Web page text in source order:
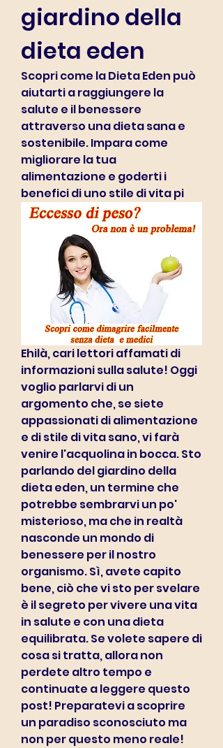
giardino della
dieta eden
Scopri come la Dieta Eden può
aiutarti a raggiungere la
salute e il benessere
attraverso una dieta sana e
sostenibile. Impara come
migliorare la tua
alimentazione e goderti i
benefici di uno stile di vita pi
Ehilà, cari lettori affamati di
informazioni sulla salute! Oggi
voglio parlarvi di un
argomento che, se siete
appassionati di alimentazione
e di stile di vita sano, vi farà
venire l'acquolina in bocca. Sto
parlando del giardino della
dieta eden, un termine che
potrebbe sembrarvi un po'
misterioso, ma che in realtà
nasconde un mondo di
benessere per il nostro
organismo. Sì, avete capito
bene, ciò che vi sto per svelare
è il segreto per vivere una vita
in salute e con una dieta
equilibrata. Se volete sapere di
cosa si tratta, allora non
perdete altro tempo e
continuate a leggere questo
post! Preparatevi a scoprire
un paradiso sconosciuto ma
non per questo meno reale!